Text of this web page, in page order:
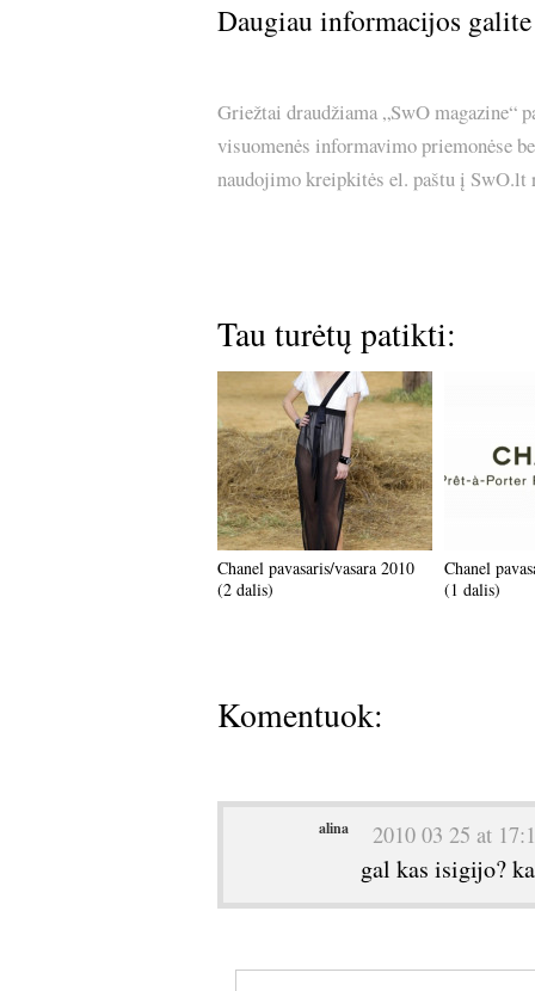
Daugiau informacijos
Griežtai draudžiama „SwO magazine“
visuomenės informavimo priemonėse
naudojimo kreipkitės el. paštu į
Tau turėtų patikti:
Chanel pavasaris/vasara 2010
(2 dalis)
Chanel
(1 dalis)
Komentuok:
alina 2010 03 25 at
gal kas isigijo?